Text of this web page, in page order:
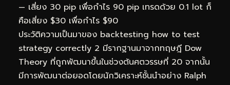
— เสี่ยง 30 pip เพื่อกำไร 90 pip เทรดด้วย 0.1 lot ก็
คือเสี่ยง $30 เพื่อกำไร $90
ประวัติความเป็นมาของ backtesting how to test
strategy correctly 2 มีรากฐานมาจากทฤษฎี Dow
Theory ที่ถูกพัฒนาขึ้นในช่วงต้นศตวรรษที่ 20 จากนั้น
มีการพัฒนาต่อยอดโดยนักวิเคราะห์ชั้นนำอย่าง Ralph